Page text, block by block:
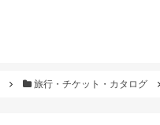
旅行・チケット・カタログ